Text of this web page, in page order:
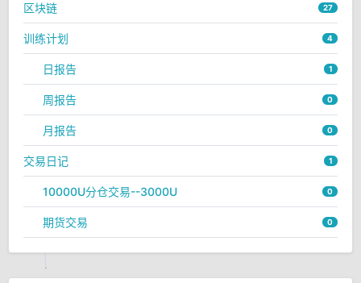
区块链 27
训练计划 4
日报告 1
周报告 0
月报告 0
交易日记 1
10000U分仓交易--3000U 0
期货交易 0